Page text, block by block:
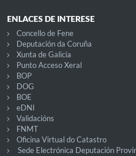
ENLACES DE INTERESE
Concello de Fene
Deputación da Coruña
Xunta de Galicia
Punto Acceso Xeral
BOP
DOG
BOE
eDNI
Validacións
FNMT
Oficina Virtual do Catastro
Sede Electrónica Deputación